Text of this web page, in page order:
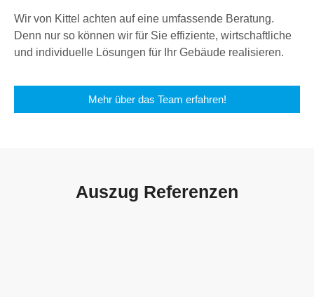
Wir von Kittel achten auf eine umfassende Beratung.
Denn nur so können wir für Sie effiziente, wirtschaftliche
und individuelle Lösungen für Ihr Gebäude realisieren.
Mehr über das Team erfahren!
Auszug Referenzen